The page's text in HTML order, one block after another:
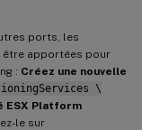
ports, les
être apportées pour
: Créez une nouvelle
\
ESX Platform
le sur